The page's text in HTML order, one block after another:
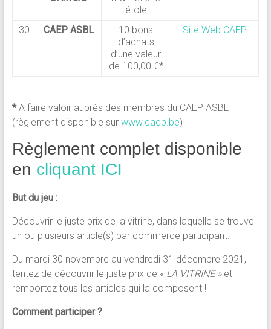
étole
30 CAEP ASBL
10 bons
d’achats
d’une valeur
de 100,00 €*
Site Web CAEP
*A faire valoir auprès des membres du CAEP ASBL
(règlement disponible sur www.caep.be)
Règlement complet disponible
en cliquant ICI
But du jeu :
Découvrir le juste prix de la vitrine, dans laquelle se trouve
un ou plusieurs article(s) par commerce participant.
Du mardi 30 novembre au vendredi 31 décembre 2021,
tentez de découvrir le juste prix de « LA VITRINE » et
remportez tous les articles qui la composent !
Comment participer ?